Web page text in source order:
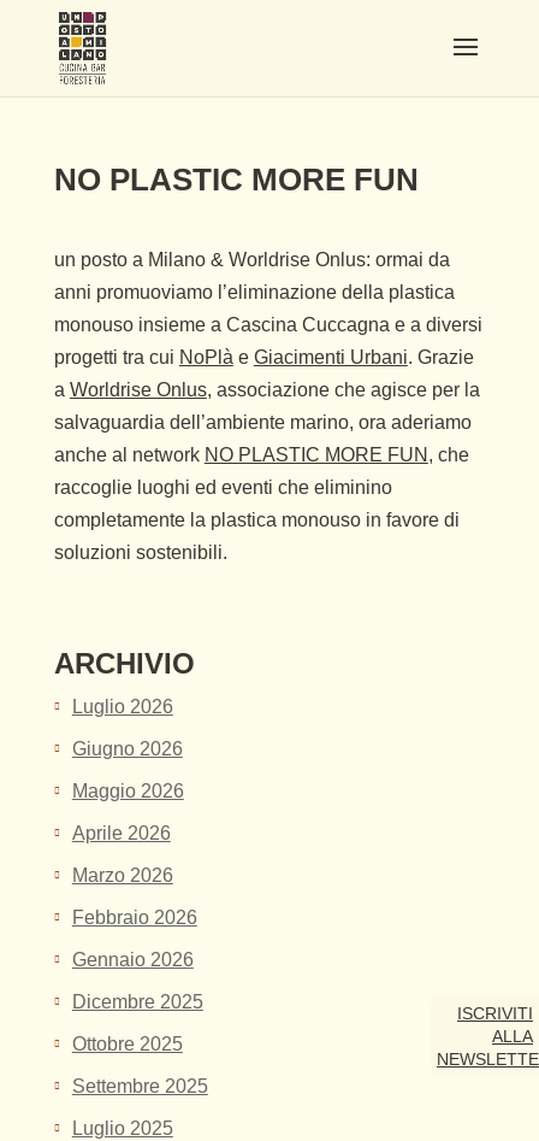
NO PLASTIC MORE FUN
un posto a Milano & Worldrise Onlus: ormai da
anni promuoviamo l’eliminazione della plastica
monouso insieme a Cascina Cuccagna e a diversi
progetti tra cui NoPlà e Giacimenti Urbani. Grazie
a Worldrise Onlus, associazione che agisce per la
salvaguardia dell’ambiente marino, ora aderiamo
anche al network NO PLASTIC MORE FUN , che
raccoglie luoghi ed eventi che eliminino
completamente la plastica monouso in favore di
soluzioni sostenibili.
ARCHIVIO
Luglio 2026
Giugno 2026
Maggio 2026
Aprile 2026
Marzo 2026
Febbraio 2026
Gennaio 2026
Dicembre 2025
Ottobre 2025
Settembre 2025
Luglio 2025
ISCRIVITI
ALLA